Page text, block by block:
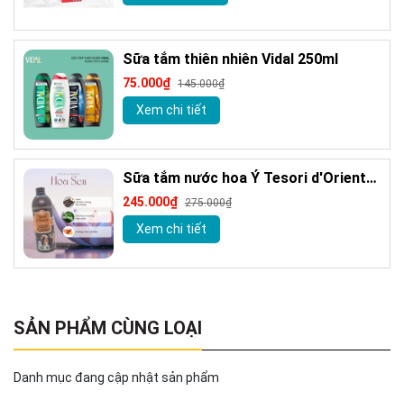
Sữa tắm thiên nhiên Vidal 250ml
75.000₫ 145.000₫
Xem chi tiết
Sữa tắm nước hoa Ý Tesori d'Oriente
chính hãng 500ml kèm vòi
245.000₫ 275.000₫
Xem chi tiết
SẢN PHẨM CÙNG LOẠI
Danh mục đang cập nhật sản phẩm